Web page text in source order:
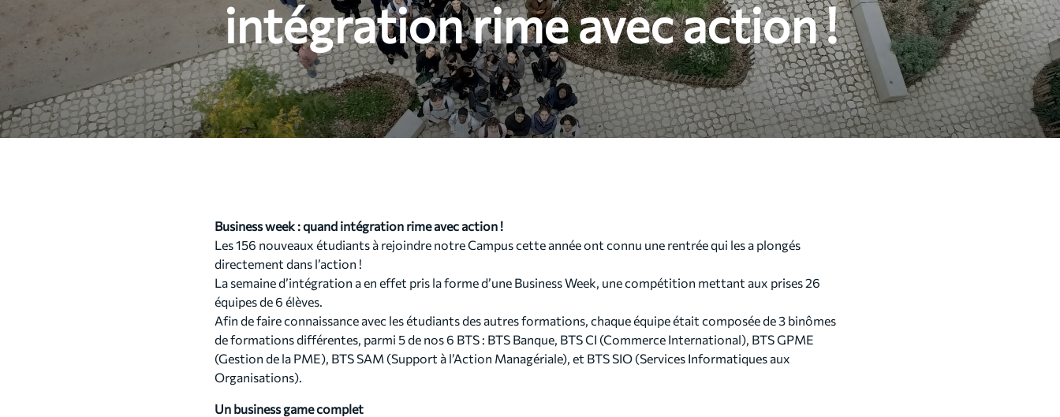
intégration rime avec action !
Business week : quand intégration rime avec action !
Les 156 nouveaux étudiants à rejoindre notre Campus cette année ont connu une rentrée qui les a plongés
directement dans l’action !
La semaine d’intégration a en effet pris la forme d’une Business Week, une compétition mettant aux prises 26
équipes de 6 élèves.
Afin de faire connaissance avec les étudiants des autres formations, chaque équipe était composée de 3 binômes
de formations différentes, parmi 5 de nos 6 BTS : BTS Banque, BTS CI (Commerce International), BTS GPME
(Gestion de la PME), BTS SAM (Support à l’Action Managériale), et BTS SIO (Services Informatiques aux
Organisations).
Un business game complet